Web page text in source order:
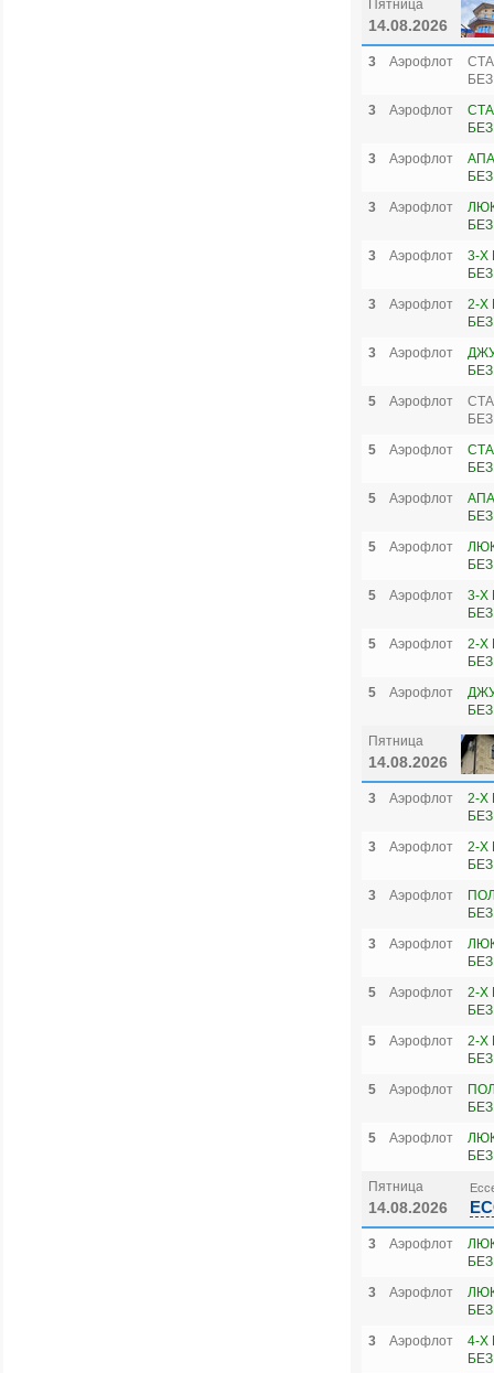
Пятница
14.08.2026
3 Аэрофлот
3
Аэрофлот
3
Аэрофлот
3
Аэрофлот
3
Аэрофлот
3-Х
3
Аэрофлот
2-Х
3
Аэрофлот
5
Аэрофлот
5
Аэрофлот
5
Аэрофлот
5
Аэрофлот
5
Аэрофлот
3-Х
5
Аэрофлот
2-Х
5
Аэрофлот
Пятница
14.08.2026
3 Аэрофлот
2-Х
3
Аэрофлот
2-Х
3
Аэрофлот
3
Аэрофлот
5
Аэрофлот
2-Х
5
Аэрофлот
2-Х
5
Аэрофлот
5
Аэрофлот
Пятница
14.08.2026
3 Аэрофлот
3
Аэрофлот
3
Аэрофлот
4-Х